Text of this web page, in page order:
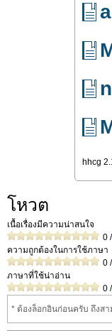
hhcg
โหวต
เนื้อเรื่องมีความน่าสนใจ
0
ความถูกต้องในการใช้ภาษา
0
ภาษาที่ใช้น่าอ่าน
0
* ต้องล็อกอินก่อนครับ ถึงส